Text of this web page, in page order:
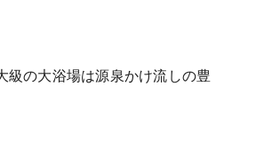
級の大浴場は源泉かけ流しの豊